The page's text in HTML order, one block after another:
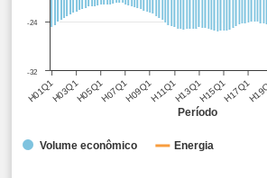
Período
H01Q1H03Q1H05Q1H07Q1H09Q1H11Q1H13Q1H15Q1H17Q1
-32
-24
Volume econômico Energia